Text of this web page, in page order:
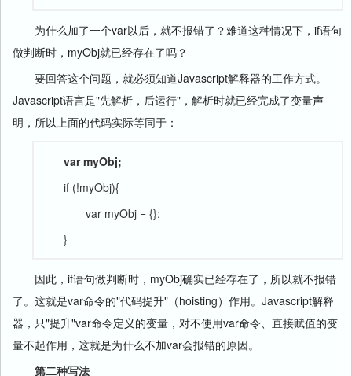
为什么加了一个var以后，就不报错了？难道这种情况下，if语句
做判断时，myObj就已经存在了吗？
要回答这个问题，就必须知道Javascript解释器的工作方式。
Javascript语言是"先解析，后运行"，解析时就已经完成了变量声
明，所以上面的代码实际等同于：
var myObj;
if (!myObj){
var myObj = {};
}
因此，if语句做判断时，myObj确实已经存在了，所以就不报错
了。这就是var命令的"代码提升"（hoisting）作用。Javascript解释
器，只"提升"var命令定义的变量，对不使用var命令、直接赋值的变
量不起作用，这就是为什么不加var会报错的原因。
第二种写法